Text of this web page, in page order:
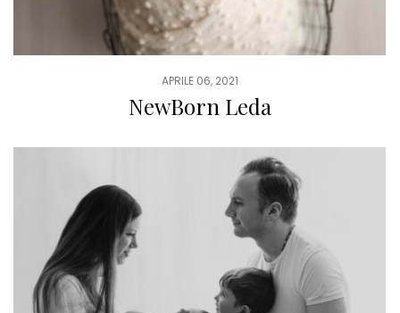
APRILE 06, 2021
NewBorn Leda